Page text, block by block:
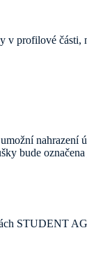
v profilové části,
nahrazení
bude označena
STUDENT